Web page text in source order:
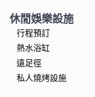
休閒娛樂設施
行程預訂
熱水浴缸
遠足徑
私人燒烤設施